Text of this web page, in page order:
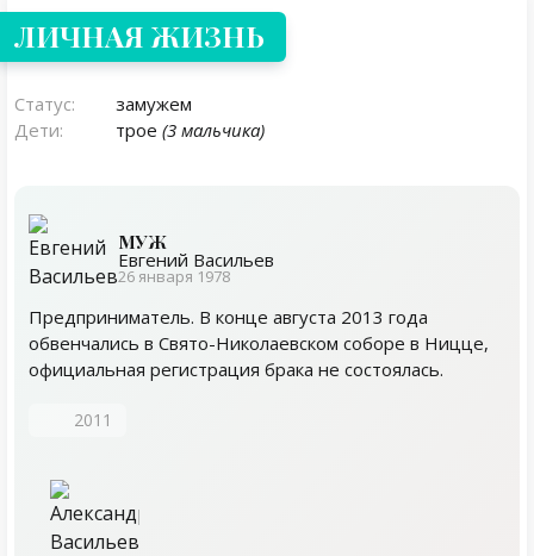
ЛИЧНАЯ ЖИЗНЬ
Статус:
замужем
Дети:
трое (3 мальчика)
МУЖ
Евгений Васильев
26 января 1978
Предприниматель. В конце августа 2013 года
обвенчались в Свято-Николаевском соборе в Ницце,
официальная регистрация брака не состоялась.
2011